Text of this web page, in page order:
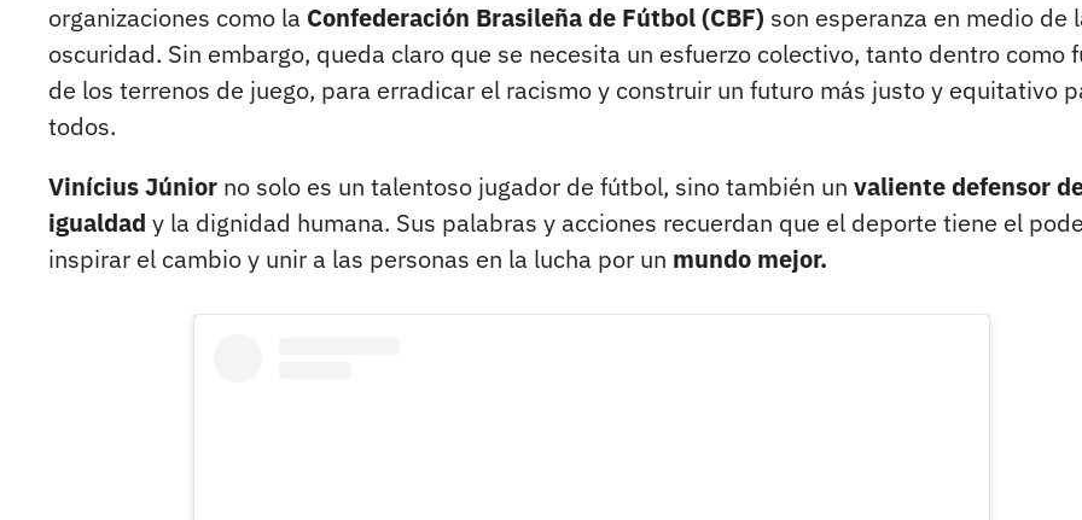
organizaciones como la Confederación Brasileña de Fútbol (CBF) son esperanza en medio de
oscuridad. Sin embargo, queda claro que se necesita un esfuerzo colectivo, tanto dentro como
de los terrenos de juego, para erradicar el racismo y construir un futuro más justo y equitativo
todos.
Vinícius Júnior no solo es un talentoso jugador de fútbol, sino también un valiente defensor
igualdad y la dignidad humana. Sus palabras y acciones recuerdan que el deporte tiene el
inspirar el cambio y unir a las personas en la lucha por un mundo mejor.